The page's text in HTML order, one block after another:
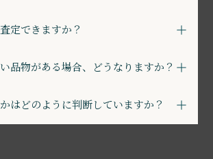
定できますか？
品物がある場合、どうなりますか？
はどのように判断していますか？